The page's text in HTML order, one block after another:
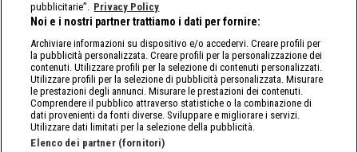
pubblicitarie”. Privacy Policy
Noi e i nostri partner trattiamo i dati per fornire:
Archiviare informazioni su dispositivo e/o accedervi. Creare profili per
la pubblicità personalizzata. Creare profili per la personalizzazione dei
contenuti. Utilizzare profili per la selezione di contenuti personalizzati.
Utilizzare profili per la selezione di pubblicità personalizzata. Misurare
le prestazioni degli annunci. Misurare le prestazioni dei contenuti.
Comprendere il pubblico attraverso statistiche o la combinazione di
dati provenienti da fonti diverse. Sviluppare e migliorare i servizi.
Utilizzare dati limitati per la selezione della pubblicità.
Elenco dei partner (fornitori)